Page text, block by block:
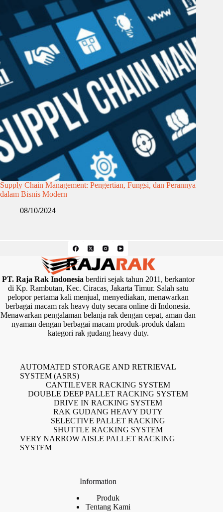
Supply Chain Management: Pengertian, Fungsi, dan Perannya
dalam Bisnis Modern
08/10/2024
PT. Raja Rak Indonesiaberdiri sejak tahun 2011, berkantor
di Kp. Rambutan, Kec. Ciracas, Jakarta Timur. Salah satu
pelopor pertama kali menjual, menyediakan, menawarkan
berbagai macam rak heavy duty secara online di Indonesia.
Menawarkan pengalaman belanja rak dengan cepat, aman dan
nyaman dengan berbagai macam produk-produk dalam
kategori rak gudang heavy duty.
AUTOMATED STORAGE AND RETRIEVAL
SYSTEM (ASRS)
CANTILEVER RACKING SYSTEM
DOUBLE DEEP PALLET RACKING SYSTEM
DRIVE IN RACKING SYSTEM
RAK GUDANG HEAVY DUTY
SELECTIVE PALLET RACKING
SHUTTLE RACKING SYSTEM
VERY NARROW AISLE PALLET RACKING
SYSTEM
Information
Produk
Tentang Kami